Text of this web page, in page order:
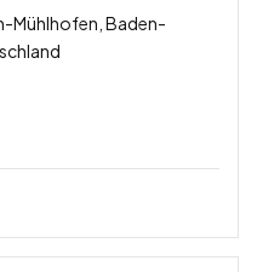
Mühlhofen, Baden-